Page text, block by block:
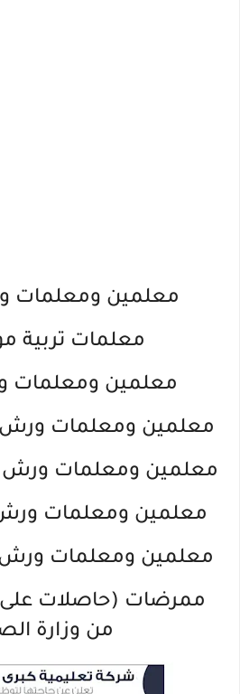
معلمين ومعلمات
معلمات تربية
معلمين ومعلمات
معلمين ومعلمات ورش
معلمين ومعلمات ورش
معلمين ومعلمات ورش
معلمين ومعلمات
ممرضات (حاصلات على
من وزارة